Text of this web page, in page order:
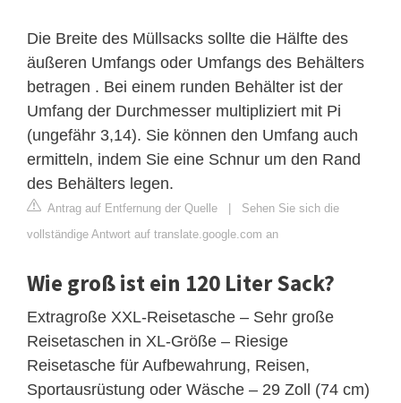
Die Breite des Müllsacks sollte die Hälfte des
äußeren Umfangs oder Umfangs des Behälters
betragen . Bei einem runden Behälter ist der
Umfang der Durchmesser multipliziert mit Pi
(ungefähr 3,14). Sie können den Umfang auch
ermitteln, indem Sie eine Schnur um den Rand
des Behälters legen.
Antrag auf Entfernung der Quelle | Sehen Sie sich die
vollständige Antwort auf translate.google.com an
Wie groß ist ein 120 Liter Sack?
Extragroße XXL-Reisetasche – Sehr große
Reisetaschen in XL-Größe – Riesige
Reisetasche für Aufbewahrung, Reisen,
Sportausrüstung oder Wäsche – 29 Zoll (74 cm)